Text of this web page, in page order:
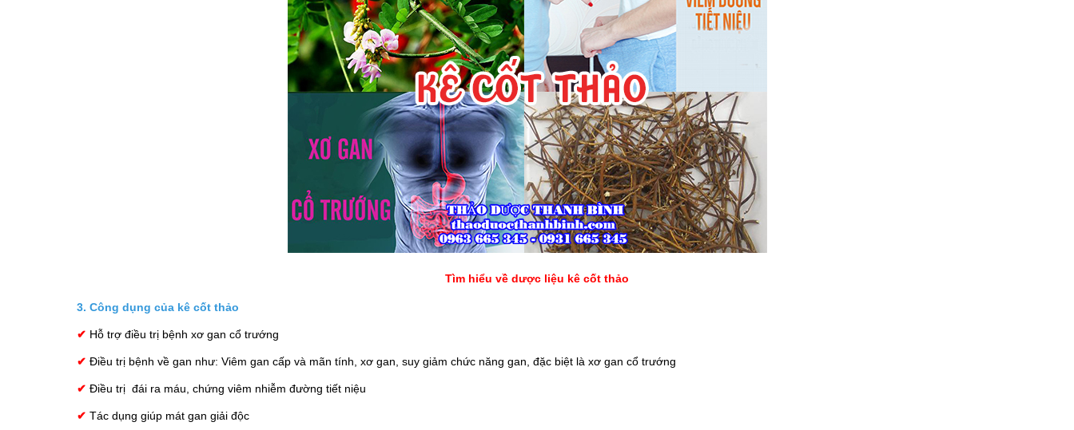
Tìm hiểu về dược liệu kê cốt thảo
3. Công dụng của kê cốt thảo
✔ Hỗ trợ điều trị bệnh xơ gan cổ trướng
✔ Điều trị bệnh về gan như: Viêm gan cấp và mãn tính, xơ gan, suy giảm chức năng gan, đặc biệt là xơ gan cổ trướng
✔ Điều trị đái ra máu, chứng viêm nhiễm đường tiết niệu
✔ Tác dụng giúp mát gan giải độc